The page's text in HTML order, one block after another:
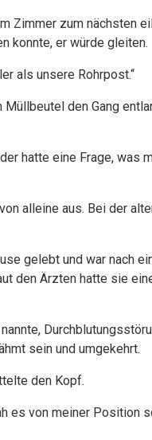
Zimmer zum nächsten
konnte, er würde gleiten.
als unsere Rohrpost.“
den Gang
hatte eine Frage, was
alleine aus. Bei der
gelebt und war nach
den Ärzten hatte sie
sein und umgekehrt.
den Kopf.
es von meiner Position